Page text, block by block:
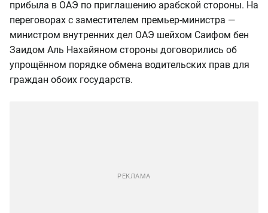
прибыла в ОАЭ по приглашению арабской стороны. На
переговорах с заместителем премьер-министра —
министром внутренних дел ОАЭ шейхом Саифом бен
Заидом Аль Нахайяном стороны договорились об
упрощённом порядке обмена водительских прав для
граждан обоих государств.